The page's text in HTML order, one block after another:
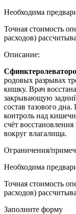
Необходима
Точная стоимость
расходов)
Описание:
родовых разрывах
кишку. Врач
закрывающую
состав тазового
контроль над
счёт
вокруг влагалища.
Ограничения/
Необходима
Точная стоимость
расходов)
Заполните форму